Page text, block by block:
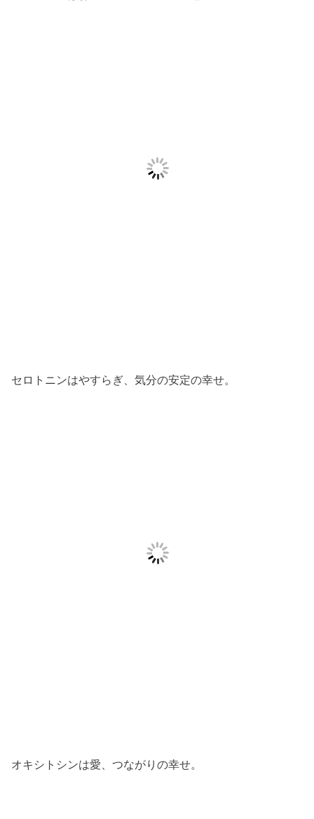
セロトニンはやすらぎ、気分の安定の幸せ。
オキシトシンは愛、つながりの幸せ。